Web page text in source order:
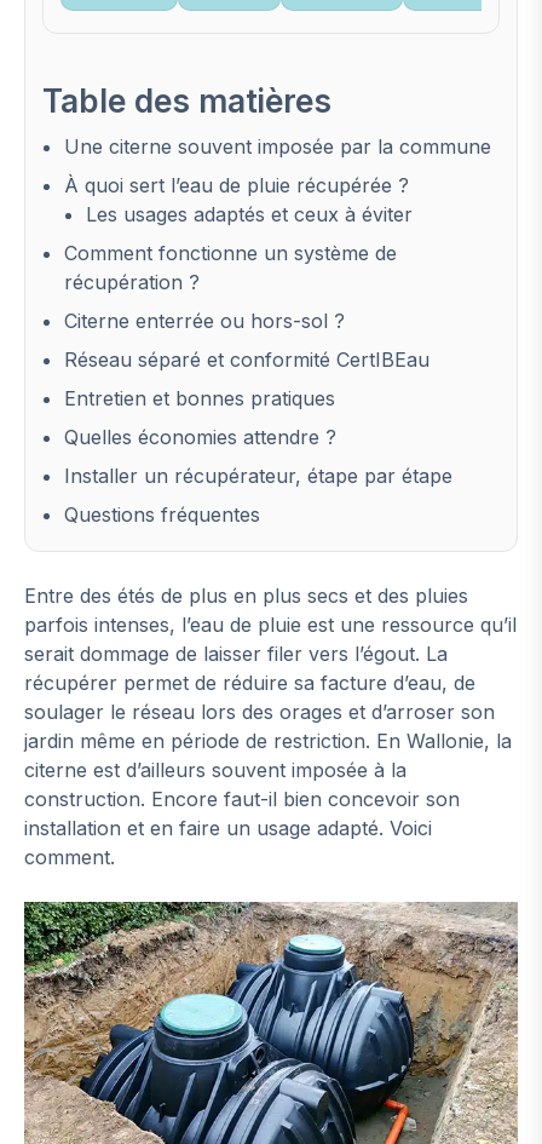
Table des matières
Une citerne souvent imposée par la commune
À quoi sert l’eau de pluie récupérée ?
Les usages adaptés et ceux à éviter
Comment fonctionne un système de
récupération ?
Citerne enterrée ou hors-sol ?
Réseau séparé et conformité CertIBEau
Entretien et bonnes pratiques
Quelles économies attendre ?
Installer un récupérateur, étape par étape
Questions fréquentes
Entre des étés de plus en plus secs et des pluies
parfois intenses, l’eau de pluie est une ressource qu’il
serait dommage de laisser filer vers l’égout. La
récupérer permet de réduire sa facture d’eau, de
soulager le réseau lors des orages et d’arroser son
jardin même en période de restriction. En Wallonie, la
citerne est d’ailleurs souvent imposée à la
construction. Encore faut-il bien concevoir son
installation et en faire un usage adapté. Voici
comment.